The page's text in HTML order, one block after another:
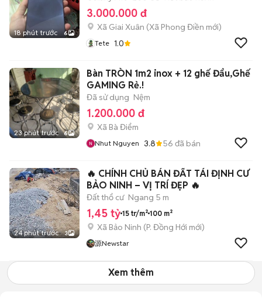
18 phút trước 6
3.000.000 đ
Xã Giai Xuân (Xã Phong Điền mới)
Tete 1.0
23 phút trước 6
Bàn TRÒN 1m2 inox + 12 ghế Đẩu,Ghế
GAMING Rẻ.!
Đã sử dụng Nệm
1.200.000 đ
Xã Bà Điểm
Nhut Nguyen 3.8 56 đã bán
24 phút trước 3
🔥 CHÍNH CHỦ BÁN ĐẤT TÁI ĐỊNH CƯ
BẢO NINH – VỊ TRÍ ĐẸP 🔥
Đất thổ cư Ngang 5 m
1,45 tỷ 15 tr/m² 100 m²
Xã Bảo Ninh (P. Đồng Hới mới)
源Newstar
Xem thêm